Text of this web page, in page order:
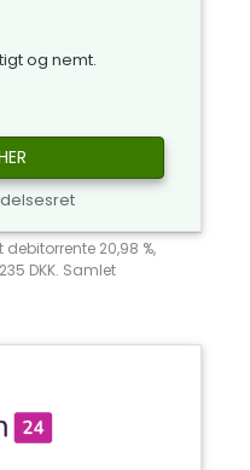
og nemt.
debitorrente 20,98 %,
DKK. Samlet